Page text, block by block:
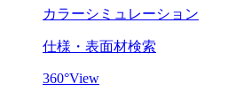
カラーシミュレーション
仕様・表面材検索
360°View